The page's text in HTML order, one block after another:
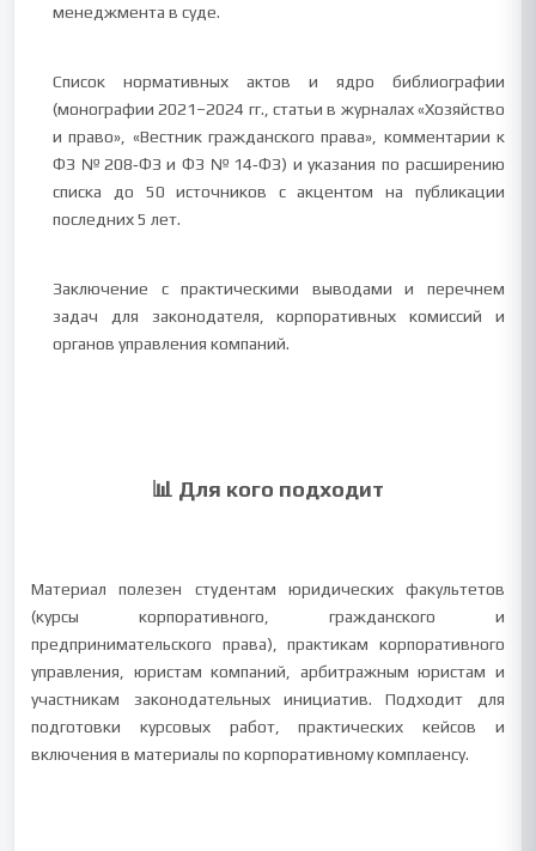
менеджмента в суде.
Список нормативных актов и ядро библиографии
(монографии 2021–2024 гг., статьи в журналах «Хозяйство
и право», «Вестник гражданского права», комментарии к
ФЗ №208‑ФЗ и ФЗ №14‑ФЗ) и указания по расширению
списка до 50 источников с акцентом на публикации
последних 5 лет.
Заключение с практическими выводами и перечнем
задач для законодателя, корпоративных комиссий и
органов управления компаний.
📊 Для кого подходит
Материал полезен студентам юридических факультетов
(курсы корпоративного, гражданского и
предпринимательского права), практикам корпоративного
управления, юристам компаний, арбитражным юристам и
участникам законодательных инициатив. Подходит для
подготовки курсовых работ, практических кейсов и
включения в материалы по корпоративному комплаенсу.